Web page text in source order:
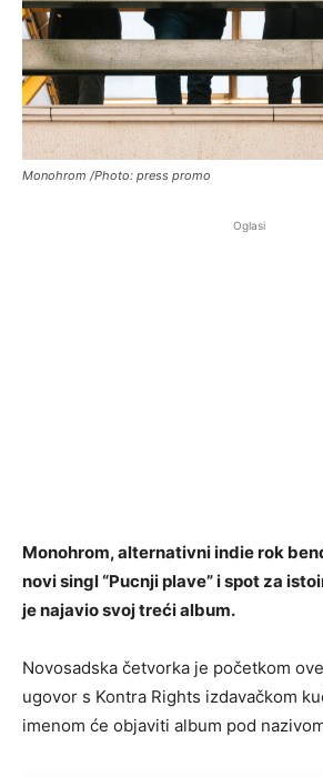
Monohrom /Photo: press promo
Oglasi
Monohrom, alternativni indie rok
novi singl “Pucnji plave” i spot za
je najavio svoj treći album.
Novosadska četvorka je početkom
ugovor s Kontra Rights izdavačkom
imenom će objaviti album pod